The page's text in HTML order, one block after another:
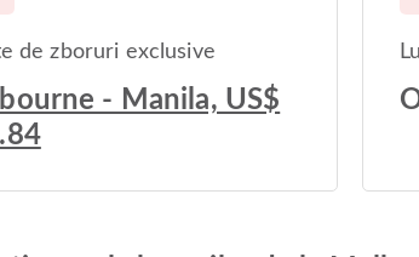
de zboruri exclusive
- Manila, US$